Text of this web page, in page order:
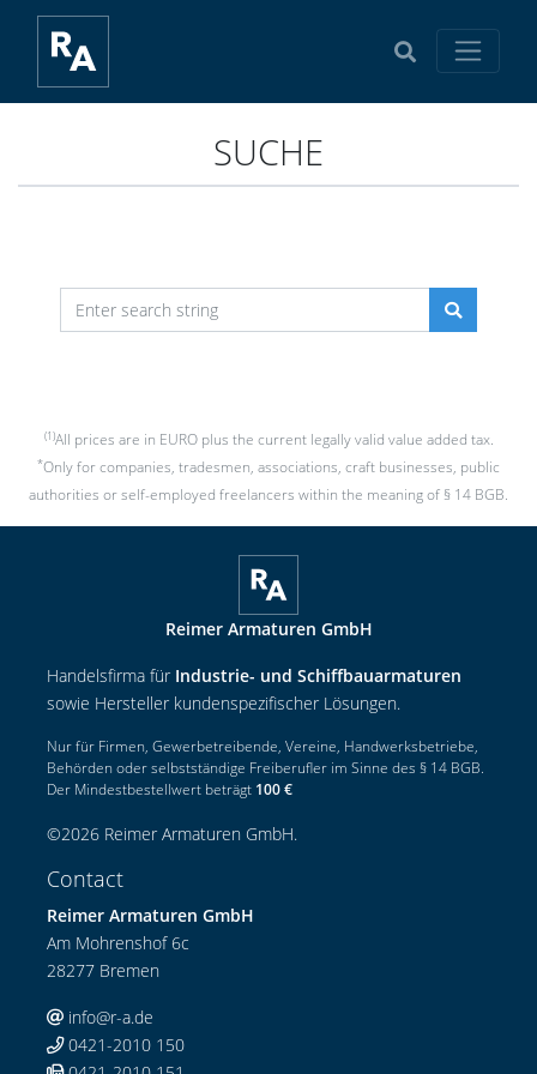
SUCHE
(1)All prices are in EURO plus the current legally valid value added tax.
*Only for companies, tradesmen, associations, craft businesses, public
authorities or self-employed freelancers within the meaning of § 14 BGB.
Reimer Armaturen GmbH
Handelsfirma für Industrie- und Schiffbauarmaturen
sowie Hersteller kundenspezifischer Lösungen.
Nur für Firmen, Gewerbetreibende, Vereine, Handwerksbetriebe,
Behörden oder selbstständige Freiberufler im Sinne des § 14 BGB.
Der Mindestbestellwert beträgt 100 €
©2026 Reimer Armaturen GmbH.
Contact
Reimer Armaturen GmbH
Am Mohrenshof 6c
28277 Bremen
info@r-a.de
0421-2010 150